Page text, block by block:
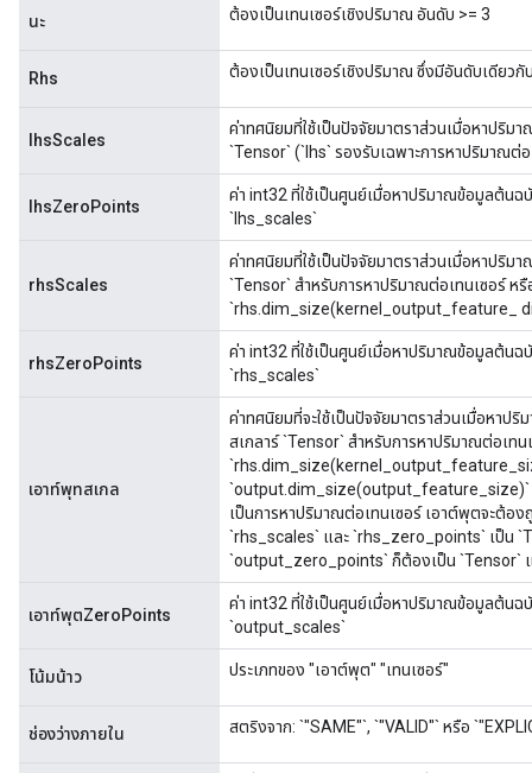
นะ ต้องเป็นเทนเซอร์เชิงปริมาณ อันดับ >= 3
Rhs ต้องเป็นเทนเซอร์เชิงปริมาณ ซึ่งมีอันดับเดียวกั
lhsScales
ค่าทศนิยมที่ใช้เป็นปัจจัยมาตราส่วนเมื่อหาปริ
`Tensor` (`lhs` รองรับเฉพาะการหาปริมาณต่อ
lhsZeroPoints
ค่า int32 ที่ใช้เป็นศูนย์เมื่อหาปริมาณข้อมูลต้น
`lhs_scales`
rhsScales
ค่าทศนิยมที่ใช้เป็นปัจจัยมาตราส่วนเมื่อหาปริ
`Tensor` สำหรับการหาปริมาณต่อเทนเซอร์ ห
`rhs.dim_size(kernel_output_feature_
rhsZeroPoints
ค่า int32 ที่ใช้เป็นศูนย์เมื่อหาปริมาณข้อมูลต้น
`rhs_scales`
เอาท์พุทสเกล
ค่าทศนิยมที่จะใช้เป็นปัจจัยมาตราส่วนเมื่อหา
สเกลาร์ `Tensor` สำหรับการหาปริมาณต่อเทน
เป็นการหาปริมาณต่อเทนเซอร์ เอาต์พุตจะต้อ
`rhs_scales` และ `rhs_zero_points` เป็น
`output_zero_points` ก็ต้องเป็น `Tensor`
เอาท์พุตZeroPoints
ค่า int32 ที่ใช้เป็นศูนย์เมื่อหาปริมาณข้อมูลต้น
`output_scales`
โน้มน้าว ประเภทของ "เอาต์พุต" "เทนเซอร์"
ช่องว่างภายใน สตริงจาก: `"SAME"`, `"VALID"` หรือ